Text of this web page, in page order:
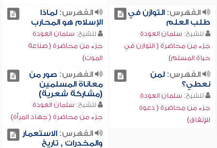
الفهرس:التوازن في
طلب العلم
للشيخ: سلمان العودة
جزء من محاضرة ( التوازن في
حياة المسلم)
الفهرس:لماذا
الإسلام هو المحارب
للشيخ: سلمان العودة
جزء من محاضرة ( صناعة
الموت)
الفهرس:لمن
نعطي؟
للشيخ: سلمان العودة
جزء من محاضرة ( دعوة
للإنفاق)
الفهرس: صور من
معاناة المسلمين
(مشاركة شعرية)
للشيخ: سلمان العودة
جزء من محاضرة ( جهاد المرأة)
الفهرس:الاستعمار
والمخدرات , تاريخ